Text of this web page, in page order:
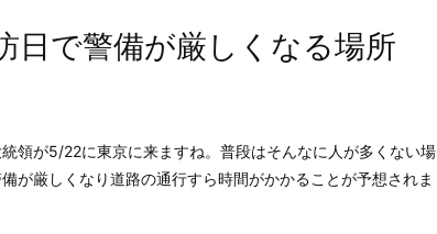
日で警備が厳しくなる場所
領が5/22に東京に来ますね。普段はそんなに人が多くない場
が厳しくなり道路の通行すら時間がかかることが予想されま